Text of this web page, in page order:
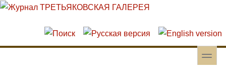
Перейти к основному содержанию
Skip to search
toggle